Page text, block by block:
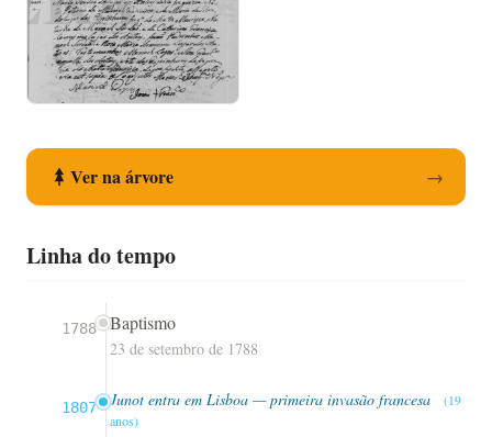
Ver na árvore →
Linha do tempo
1788 Baptismo
23 de setembro de 1788
1807 Junot entra em Lisboa — primeira invasão francesa
(19
anos)